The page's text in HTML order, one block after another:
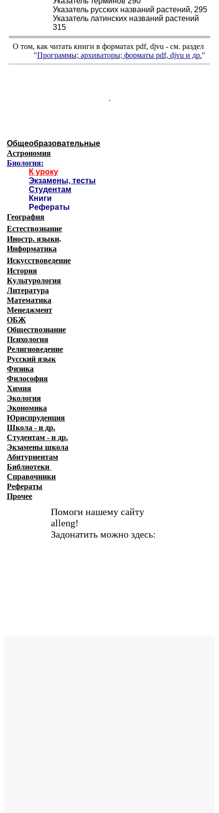
Указатель русских названий растений, 295
Указатель латинских названий растений
315
О том, как читать книги в форматах pdf, djvu - см. раздел
"Программы; архиваторы; форматы pdf, djvu и др."
.
Общеобразовательные
Астрономия
Биология:
К уроку
Экзамены, тесты
Студентам
Книги
Рефераты
География
Естествознание
Иностр. языки.
Информатика
Искусствоведение
История
Культурология
Литература
Математика
Менеджмент
ОБЖ
Обществознание
Психология
Религиоведение
Русский язык
Физика
Философия
Химия
Экология
Экономика
Юриспруденция
Школа - и др.
Студентам - и др.
Экзамены школа
Абитуриентам
Библиотеки
Справочники
Рефераты
Прочее
Помоги нашему сайту
alleng!
Задонатить можно здесь: